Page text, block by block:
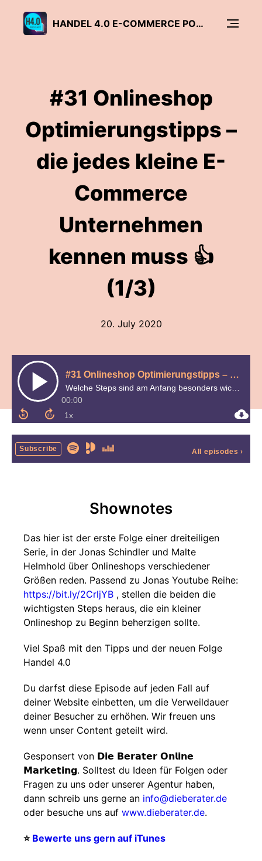
HANDEL 4.0 E-COMMERCE PODCAST
#31 Onlineshop
Optimierungstipps –
die jedes kleine E-
Commerce
Unternehmen
kennen muss 👍
(1/3)
20. July 2020
#31 Onlineshop Optimierungstipps – die jedes kleine E-Commerce Unternehmen kennen muss 👍 (1/3)
00:00
Subscribe All episodes ›
Shownotes
Das hier ist der erste Folge einer dreiteiligen
Serie, in der Jonas Schindler und Malte
Helmhold über Onlineshops verschiedener
Größen reden. Passend zu Jonas Youtube Reihe:
https://bit.ly/2CrljYB , stellen die beiden die
wichtigsten Steps heraus, die ein kleiner
Onlineshop zu Beginn beherzigen sollte.
Viel Spaß mit den Tipps und der neuen Folge
Handel 4.0
Du darfst diese Episode auf jeden Fall auf
deiner Website einbetten, um die Verweildauer
deiner Besucher zu erhöhen. Wir freuen uns
wenn unser Content geteilt wird.
Gesponsert von 𝗗𝗶𝗲 𝗕𝗲𝗿𝗮𝘁𝗲𝗿 𝗢𝗻𝗹𝗶𝗻𝗲
𝗠𝗮𝗿𝗸𝗲𝘁𝗶𝗻𝗴. Solltest du Ideen für Folgen oder
Fragen zu uns oder unserer Agentur haben,
dann schreib uns gerne an info@dieberater.de
oder besuche uns auf www.dieberater.de.
⭐️ Bewerte uns gern auf iTunes